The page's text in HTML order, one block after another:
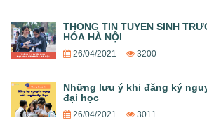
THÔNG TIN TUYỂN SINH
HÓA HÀ NỘI
26/04/2021 3200
Những lưu ý khi đăng ký
đại học
26/04/2021 3011